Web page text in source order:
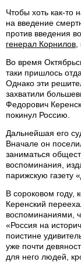
Чтобы хоть как-то
на введение
против введения
генерал Корнилов
Во время
таки пришлось
Однако эти
захватили
Федорович
покинул Россию.
Дальнейшая его
Вначале он
заниматься
воспоминания,
парижскую газету
В сороковом году,
Керенский
воспоминаниями,
«Россия на
поистине
уже почти
для него людей,